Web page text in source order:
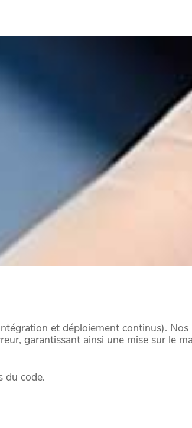
et déploiement continus).
garantissant ainsi une mise sur le
du code.